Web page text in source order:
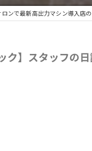
ンで最新高出力マシン導入店
ク】スタッフの